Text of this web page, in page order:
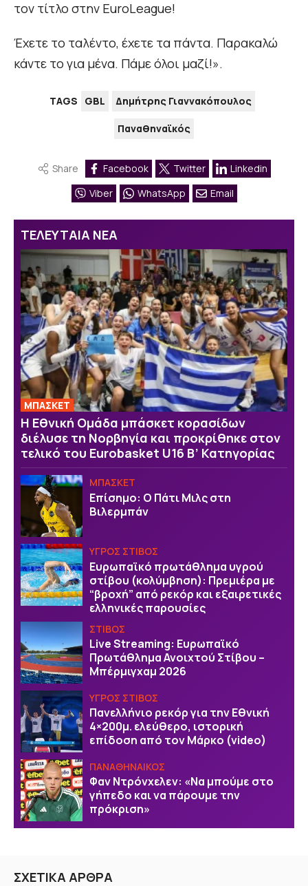
τον τίτλο στην EuroLeague!
Έχετε το ταλέντο, έχετε τα πάντα. Παρακαλώ
κάντε το για μένα. Πάμε όλοι μαζί!».
TAGS GBL Δημήτρης Γιαννακόπουλος
Παναθηναϊκός
Share Facebook Twitter
Linkedin
Viber
WhatsApp Email
ΤΕΛΕΥΤΑΙΑ ΝΕΑ
ΜΠΑΣΚΕΤ
Η Εθνική Ομάδα μπάσκετ κορασίδων
διέλυσε τη Νορβηγία και προκρίθηκε στον
τελικό του Eurobasket U16 Β’ Κατηγορίας
ΜΠΑΣΚΕΤ
Επίσημο: Ο Πάτι Μιλς στη
Βιλερμπάν
ΥΓΡΟΣ ΣΤΙΒΟΣ
Ευρωπαϊκό πρωτάθλημα υγρού
στίβου (κολύμβηση): Πρεμιέρα με
“βροχή” από ρεκόρ και εξαιρετικές
ελληνικές παρουσίες
ΣΤΙΒΟΣ
Live Streaming: Ευρωπαϊκό
Πρωτάθλημα Ανοιχτού Στίβου –
Μπέρμιγχαμ 2026
ΥΓΡΟΣ ΣΤΙΒΟΣ
Πανελλήνιο ρεκόρ για την Εθνική
4×200μ. ελεύθερο, ιστορική
επίδοση από τον Μάρκο (video)
ΠΑΝΑΘΗΝΑΙΚΟΣ
Φαν Ντρόνχελεν: «Να μπούμε στο
γήπεδο και να πάρουμε την
πρόκριση»
ΣΧΕΤΙΚΑ ΑΡΘΡΑ